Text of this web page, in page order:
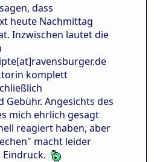
dass
heute Nachmittag
Inzwischen lautet die
komplett
Angesichts des
mich ehrlich gesagt
reagiert haben, aber
macht leider